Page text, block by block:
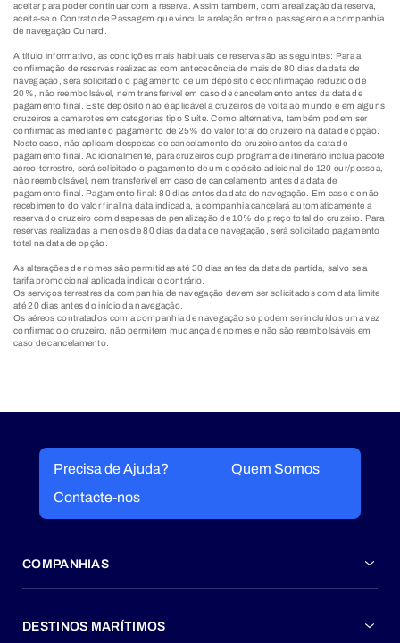
aceitar para poder continuar com a reserva. Assim também, com a realização da reserva,
aceita-se o Contrato de Passagem que vincula a relação entre o passageiro e a companhia
de navegação Cunard.
A título informativo, as condições mais habituais de reserva são as seguintes: Para a
confirmação de reservas realizadas com antecedência de mais de 80 dias da data de
navegação, será solicitado o pagamento de um depósito de confirmação reduzido de
20%, não reembolsável, nem transferível em caso de cancelamento antes da data de
pagamento final. Este depósito não é aplicável a cruzeiros de volta ao mundo e em alguns
cruzeiros a camarotes em categorias tipo Suíte. Como alternativa, também podem ser
confirmadas mediante o pagamento de 25% do valor total do cruzeiro na data de opção.
Neste caso, não aplicam despesas de cancelamento do cruzeiro antes da data de
pagamento final. Adicionalmente, para cruzeiros cujo programa de itinerário inclua pacote
aéreo-terrestre, será solicitado o pagamento de um depósito adicional de 120 eur/pessoa,
não reembolsável, nem transferível em caso de cancelamento antes da data de
pagamento final. Pagamento final: 80 dias antes da data de navegação. Em caso de não
recebimento do valor final na data indicada, a companhia cancelará automaticamente a
reserva do cruzeiro com despesas de penalização de 10% do preço total do cruzeiro. Para
reservas realizadas a menos de 80 dias da data de navegação, será solicitado pagamento
total na data de opção.
As alterações de nomes são permitidas até 30 dias antes da data de partida, salvo se a
tarifa promocional aplicada indicar o contrário.
Os serviços terrestres da companhia de navegação devem ser solicitados com data limite
até 20 dias antes do início da navegação.
Os aéreos contratados com a companhia de navegação só podem ser incluídos uma vez
confirmado o cruzeiro, não permitem mudança de nomes e não são reembolsáveis em
caso de cancelamento.​
Precisa de Ajuda?
Quem Somos
Contacte-nos
COMPANHIAS
DESTINOS MARÍTIMOS